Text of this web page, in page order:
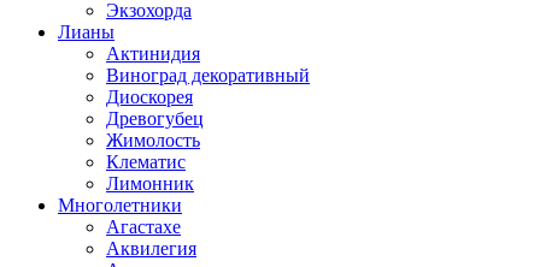
Экзохорда
Лианы
Актинидия
Виноград декоративный
Диоскорея
Древогубец
Жимолость
Клематис
Лимонник
Многолетники
Агастахе
Аквилегия